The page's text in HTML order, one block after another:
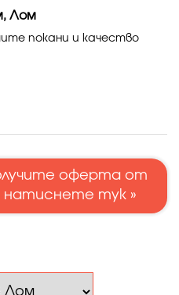
Лом
покани и качество
оферта от
тук »